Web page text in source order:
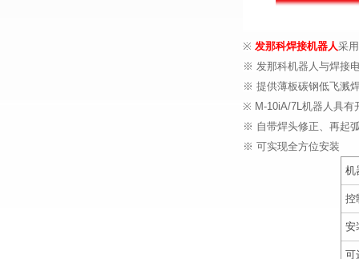
※ 发那科焊接机器人采
※ 发那科机器人与焊接
※ 提供薄板碳钢低飞溅
※ M-10iA/7L机器人具有
※ 自带焊头修正、再起
※ 可实现全方位安装
机
控
安
可